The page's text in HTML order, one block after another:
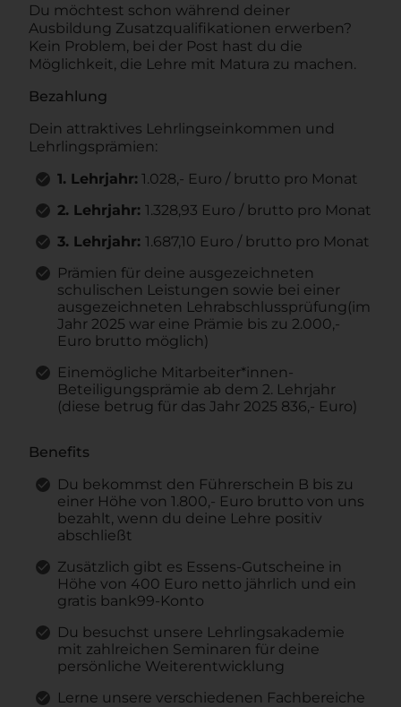
Du möchtest schon während deiner
Ausbildung Zusatzqualifikationen erwerben?
Kein Problem, bei der Post hast du die
Möglichkeit, die Lehre mit Matura zu machen.
Bezahlung
Dein attraktives Lehrlingseinkommen und
Lehrlingsprämien:
1. Lehrjahr: 1.028,- Euro / brutto pro Monat
2. Lehrjahr: 1.328,93 Euro / brutto pro Monat
3. Lehrjahr: 1.687,10 Euro / brutto pro Monat
Prämien für deine ausgezeichneten
schulischen Leistungen sowie bei einer
ausgezeichneten Lehrabschlussprüfung(im
Jahr 2025 war eine Prämie bis zu 2.000,-
Euro brutto möglich)
Einemögliche Mitarbeiter*innen-
Beteiligungsprämie ab dem 2. Lehrjahr
(diese betrug für das Jahr 2025 836,- Euro)
Benefits
Du bekommst den Führerschein B bis zu
einer Höhe von 1.800,- Euro brutto von uns
bezahlt, wenn du deine Lehre positiv
abschließt
Zusätzlich gibt es Essens-Gutscheine in
Höhe von 400 Euro netto jährlich und ein
gratis bank99-Konto
Du besuchst unsere Lehrlingsakademie
mit zahlreichen Seminaren für deine
persönliche Weiterentwicklung
Lerne unsere verschiedenen Fachbereiche